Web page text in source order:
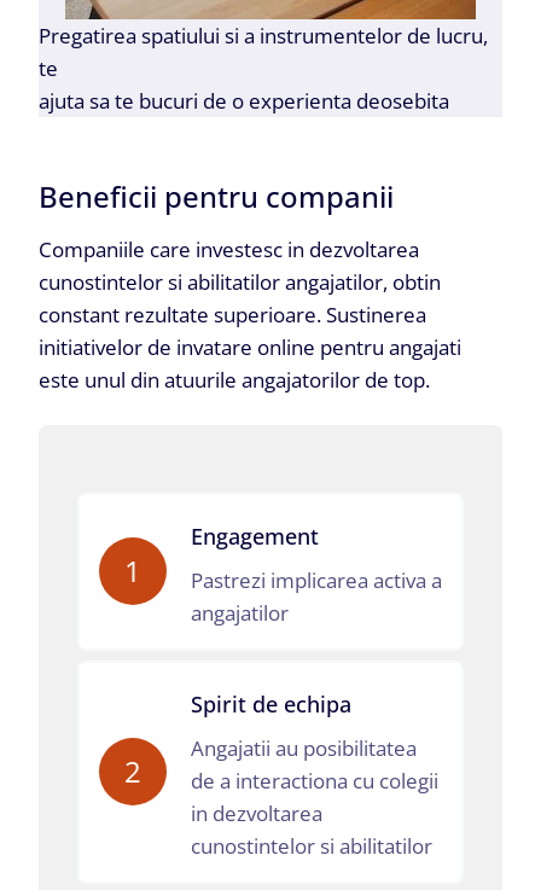
Pregatirea spatiului si a instrumentelor de lucru,
te
ajuta sa te bucuri de o experienta deosebita
Beneficii pentru companii
Companiile care investesc in dezvoltarea
cunostintelor si abilitatilor angajatilor, obtin
constant rezultate superioare. Sustinerea
initiativelor de invatare online pentru angajati
este unul din atuurile angajatorilor de top.
1
Engagement
Pastrezi implicarea activa a
angajatilor
2
Spirit de echipa
Angajatii au posibilitatea
de a interactiona cu colegii
in dezvoltarea
cunostintelor si abilitatilor